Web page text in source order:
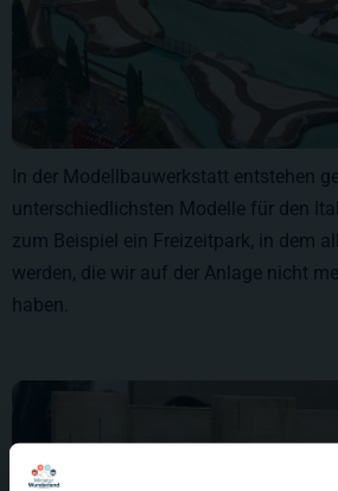
In der Modellbauwerkstatt entstehen
unterschiedlichsten Modelle für den
zum Beispiel ein Freizeitpark, in dem
werden, die wir auf der Anlage nicht
haben.